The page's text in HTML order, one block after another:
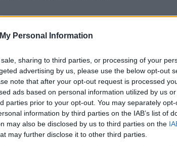
Personal Information
sharing to third parties, or processing of your
advertising by us, please use the below opt-out
note that after your opt-out request is processed
ads based on personal information utilized by us
parties prior to your opt-out. You may separately
information by third parties on the IAB’s list of
may also be disclosed by us to third parties on the
may further disclose it to other third parties.